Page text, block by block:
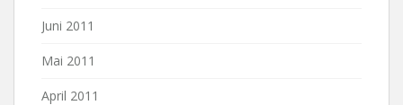
Juni 2011
Mai 2011
April 2011